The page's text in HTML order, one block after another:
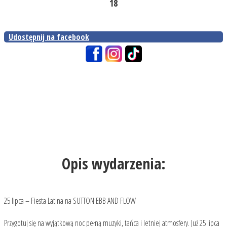
18
Udostępnij na facebook
Opis wydarzenia:
25 lipca – Fiesta Latina na SUTTON EBB AND FLOW
Przygotuj się na wyjątkową noc pełną muzyki, tańca i letniej atmosfery. Już 25 lipca